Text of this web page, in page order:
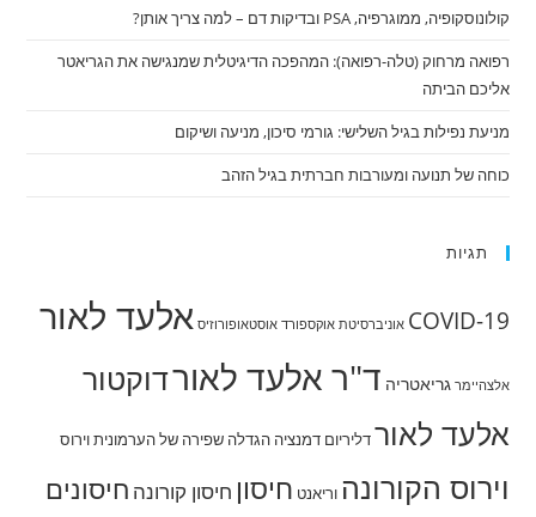
קולונוסקופיה, ממוגרפיה, PSA ובדיקות דם – למה צריך אותן?
רפואה מרחוק (טלה-רפואה): המהפכה הדיגיטלית שמנגישה את הגריאטר
אליכם הביתה
מניעת נפילות בגיל השלישי: גורמי סיכון, מניעה ושיקום
כוחה של תנועה ומעורבות חברתית בגיל הזהב
תגיות
COVID-19 אוניברסיטת אוקספורד אוסטאופורוזיס אלעד לאור
אלצהיימר גריאטריה ד"ר אלעד לאורדוקטור
אלעד לאורדליריום דמנציה הגדלה שפירה של הערמוניתוירוס
וירוס הקורונה וריאנט חיסון חיסון קורונה חיסונים